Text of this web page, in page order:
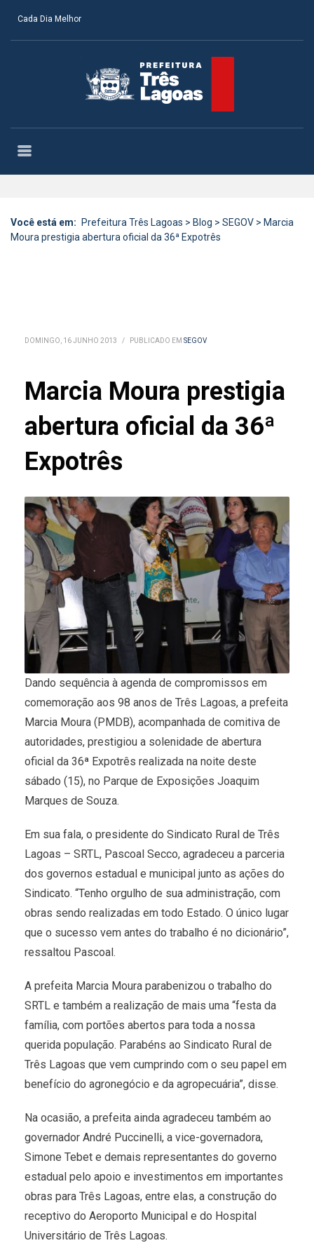
Cada Dia Melhor
Você está em: Prefeitura Três Lagoas > Blog > SEGOV > Marcia
Moura prestigia abertura oficial da 36ª Expotrês
DOMINGO, 16 JUNHO 2013 / PUBLICADO EM SEGOV
Marcia Moura prestigia
abertura oficial da 36ª
Expotrês
Dando sequência à agenda de compromissos em
comemoração aos 98 anos de Três Lagoas, a prefeita
Marcia Moura (PMDB), acompanhada de comitiva de
autoridades, prestigiou a solenidade de abertura
oficial da 36ª Expotrês realizada na noite deste
sábado (15), no Parque de Exposições Joaquim
Marques de Souza.
Em sua fala, o presidente do Sindicato Rural de Três
Lagoas – SRTL, Pascoal Secco, agradeceu a parceria
dos governos estadual e municipal junto as ações do
Sindicato. “Tenho orgulho de sua administração, com
obras sendo realizadas em todo Estado. O único lugar
que o sucesso vem antes do trabalho é no dicionário”,
ressaltou Pascoal.
A prefeita Marcia Moura parabenizou o trabalho do
SRTL e também a realização de mais uma “festa da
família, com portões abertos para toda a nossa
querida população. Parabéns ao Sindicato Rural de
Três Lagoas que vem cumprindo com o seu papel em
benefício do agronegócio e da agropecuária”, disse.
Na ocasião, a prefeita ainda agradeceu também ao
governador André Puccinelli, a vice-governadora,
Simone Tebet e demais representantes do governo
estadual pelo apoio e investimentos em importantes
obras para Três Lagoas, entre elas, a construção do
receptivo do Aeroporto Municipal e do Hospital
Universitário de Três Lagoas.